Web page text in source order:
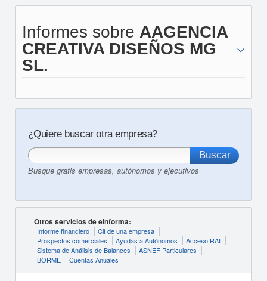
Informes sobre AAGENCIA
CREATIVA DISEÑOS MG
SL.
¿Quiere buscar otra empresa?
Busque gratis empresas, autónomos y ejecutivos
Otros servicios de eInforma:
Informe financiero
Cif de una empresa
Prospectos comerciales
Ayudas a Autónomos
Acceso RAI
Sistema de Análisis de Balances
ASNEF Particulares
BORME
Cuentas Anuales